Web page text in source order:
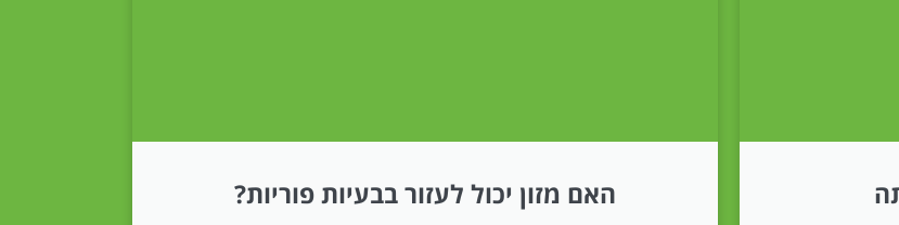
האם מזון יכול לעזור בבעיות פוריות?​